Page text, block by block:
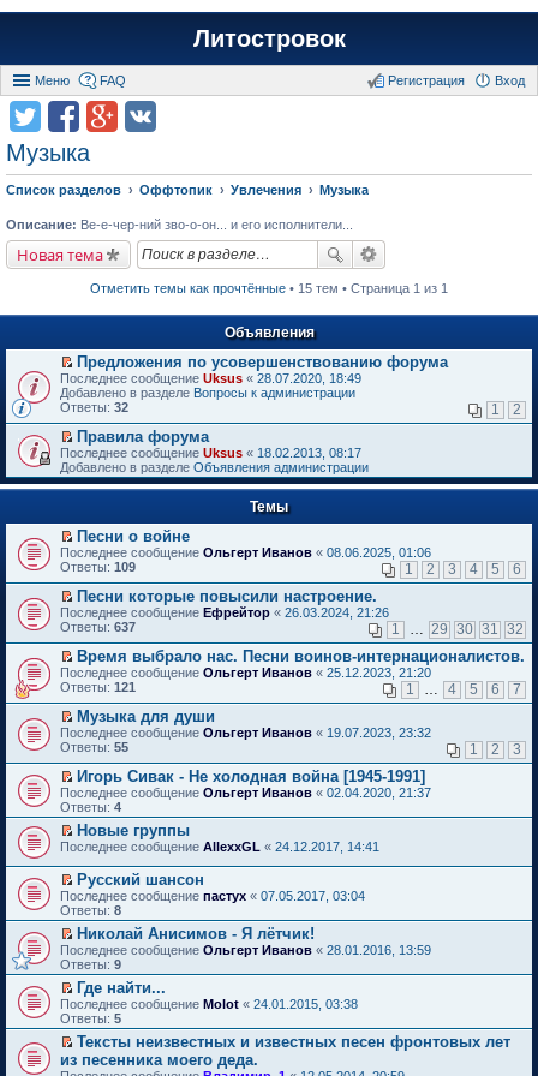
Литостровок
Меню FAQ Вход
Регистрация
Музыка
Список разделов Оффтопик Увлечения Музыка
Описание: Ве-е-чер-ний зво-о-он... и его исполнители...
Новая тема
Отметить темы как прочтённые • 15 тем • Страница 1 из 1
Объявления
П
е
р
й
т
и
к
п
в
о
м
у
н
е
п
р
о
ч
и
т
а
н
н
о
м
у
с
о
о
б
щ
е
н
и
ю
Предложения по усовершенствованию форума
Последнее сообщение Uksus « 28.07.2020, 18:49
Добавлено в разделе Вопросы к администрации
Ответы: 32 1 2
П
е
р
е
т
и
к
п
р
в
о
м
у
н
е
п
р
о
ч
и
т
а
н
н
о
м
у
с
о
о
б
щ
е
н
и
ю
Правила форума
Последнее сообщение Uksus « 18.02.2013, 08:17
Добавлено в разделе Объявления администрации
Темы
П
е
е
й
т
и
к
п
е
р
в
о
м
у
н
е
п
р
о
ч
и
т
а
н
н
о
м
у
с
о
о
б
щ
е
и
Песни о войне
Последнее сообщение Ольгерт Иванов « 08.06.2025, 01:06
Ответы: 109 1 2 3 4 5 6
П
е
е
й
т
и
к
п
е
р
в
о
м
у
н
е
п
р
о
ч
и
т
а
н
н
о
м
у
с
о
о
б
Песни которые повысили настроение.
Последнее сообщение Ефрейтор « 26.03.2024, 21:26
Ответы: 637 1 29 30 31 32
П
е
е
й
т
и
к
п
е
р
в
о
м
у
н
е
п
р
о
ч
и
т
а
н
н
м
у
Время выбрало нас. Песни воинов-интернационалистов.
Последнее сообщение Ольгерт Иванов « 25.12.2023, 21:20
Ответы: 121 1 4 5 6 7
П
е
е
й
т
и
п
р
в
о
м
у
н
е
п
р
о
ч
и
а
Музыка для души
Последнее сообщение Ольгерт Иванов « 19.07.2023, 23:32
Ответы: 55 1 2 3
П
е
р
е
й
и
к
п
е
р
в
о
м
у
н
е
п
о
Игорь Сивак - Не холодная война [1945-1991]
Последнее сообщение Ольгерт Иванов « 02.04.2020, 21:37
Ответы: 4
П
р
е
й
т
и
к
п
е
р
в
о
м
н
е
Новые группы
Последнее сообщение AllexxGL « 24.12.2017, 14:41
П
е
р
е
й
т
и
к
п
е
р
о
Русский шансон
Последнее сообщение пастух « 07.05.2017, 03:04
Ответы: 8
П
е
р
й
т
и
п
Николай Анисимов - Я лётчик!
Последнее сообщение Ольгерт Иванов « 28.01.2016, 13:59
Ответы: 9
П
е
р
й
т
Где найти...
Последнее сообщение Molot « 24.01.2015, 03:38
Ответы: 5
П
е
Тексты неизвестных и известных песен фронтовых лет
из песенника моего деда.